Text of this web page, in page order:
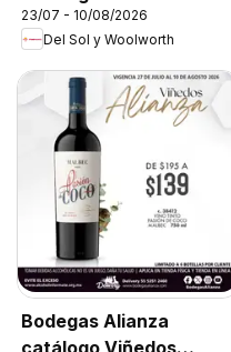
23/07 - 10/08/2026
Del Sol y Woolworth
Bodegas Alianza